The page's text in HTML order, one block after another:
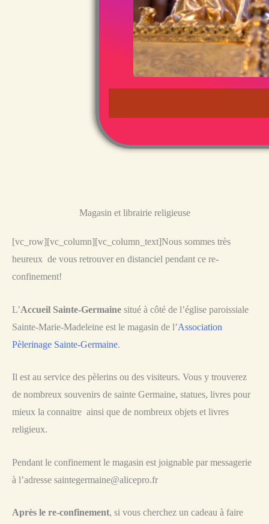
Magasin et librairie religieuse
[vc_row][vc_column][vc_column_text]Nous sommes très
heureux de vous retrouver en distanciel pendant ce re-
confinement!
L’Accueil Sainte-Germaine situé à côté de l’église paroissiale
Sainte-Marie-Madeleine est le magasin de l’Association
Pèlerinage Sainte-Germaine.
Il est au service des pèlerins ou des visiteurs. Vous y trouverez
de nombreux souvenirs de sainte Germaine, statues, livres pour
mieux la connaitre ainsi que de nombreux objets et livres
religieux.
Pendant le confinement le magasin est joignable par messagerie
à l’adresse saintegermaine@alicepro.fr
Après le re-confinement, si vous cherchez un cadeau à faire